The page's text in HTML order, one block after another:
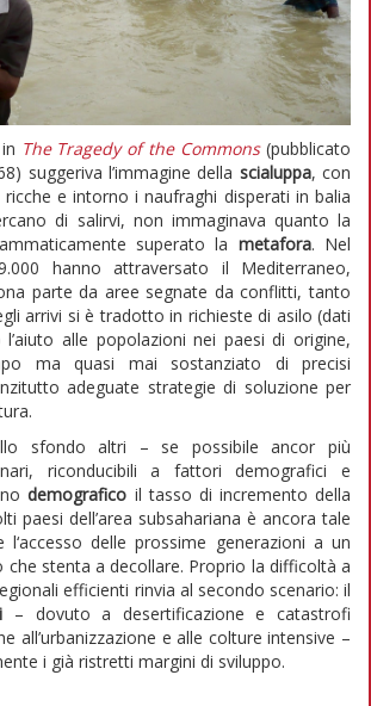
The Tragedy of the Commons(pubblicato
suggeriva l’immagine della scialuppa, con
e intorno i naufraghi disperati in balia
di salirvi, non immaginava quanto la
superato la metafora. Nel
hanno attraversato il Mediterraneo,
parte da aree segnate da conflitti, tanto
arrivi si è tradotto in richieste di asilo (dati
l’aiuto alle popolazioni nei paesi di origine,
ma quasi mai sostanziato di precisi
adeguate strategie di soluzione per
sfondo altri – se possibile ancor più
riconducibili a fattori demografici e
demografico il tasso di incremento della
paesi dell’area subsahariana è ancora tale
delle prossime generazioni a un
stenta a decollare. Proprio la difficoltà a
efficienti rinvia al secondo scenario: il
– dovuto a desertificazione e catastrofi
all’urbanizzazione e alle colture intensive –
i già ristretti margini di sviluppo.